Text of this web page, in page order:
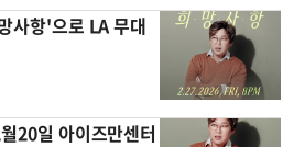
사항'으로 LA 무대
20일 아이즈만센터